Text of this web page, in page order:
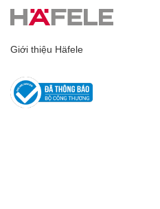
Giới thiệu Häfele